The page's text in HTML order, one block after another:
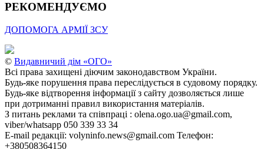
РЕКОМЕНДУЄМО
ДОПОМОГА АРМІЇ ЗСУ
© Видавничий дім «ОГО»
Всі права захищені діючим законодавством України.
Будь-яке порушення права переслідується в судовому порядку.
Будь-яке відтворення інформації з сайту дозволяється лише
при дотриманні правил використання матеріалів.
З питань реклами та співпраці : olena.ogo.ua@gmail.com,
viber/whatsapp 050 339 33 34
E-mail редакції: volyninfo.news@gmail.com Телефон:
+380508364150